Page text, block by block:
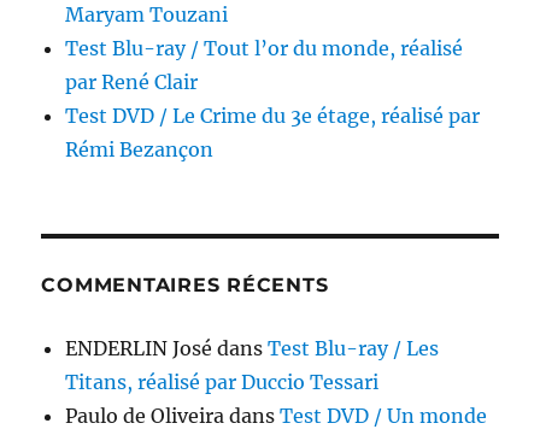
Maryam Touzani
Test Blu-ray / Tout l’or du monde, réalisé
par René Clair
Test DVD / Le Crime du 3e étage, réalisé par
Rémi Bezançon
COMMENTAIRES RÉCENTS
ENDERLIN José dansTest Blu-ray / Les
Titans, réalisé par Duccio Tessari
Paulo de Oliveira dansTest DVD / Un monde